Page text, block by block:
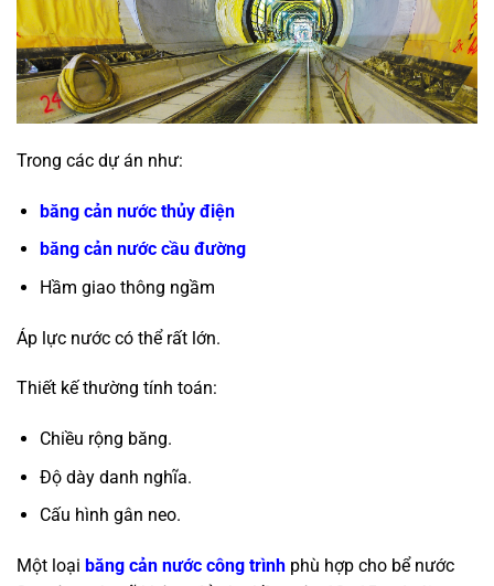
Trong các dự án như:
băng cản nước thủy điện
băng cản nước cầu đường
Hầm giao thông ngầm
Áp lực nước có thể rất lớn.
Thiết kế thường tính toán:
Chiều rộng băng.
Độ dày danh nghĩa.
Cấu hình gân neo.
Một loại băng cản nước công trình phù hợp cho bể nước